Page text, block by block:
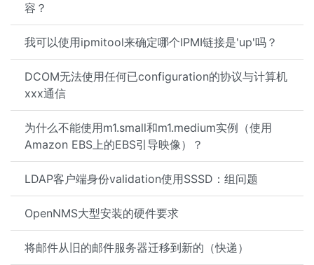
容？
我可以使用ipmitool来确定哪个IPMI链接是'up'吗？
DCOM无法使用任何已configuration的协议与计算机
xxx通信
为什么不能使用m1.small和m1.medium实例（使用
Amazon EBS上的EBS引导映像）？
LDAP客户端身份validation使用SSSD：组问题
OpenNMS大型安装的硬件要求
将邮件从旧的邮件服务器迁移到新的（快递）